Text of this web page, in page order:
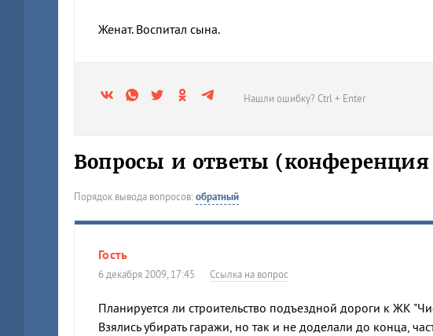
Женат. Воспитал сына.
Нашли ошибку? Ctrl + Enter
Вопросы и ответы (конференция
Порядок вывода вопросов:обратный
Гость
6 декабря 2009, 17:45 Ссылка на вопрос
Планируется ли строительство подъездной дороги к ЖК
Взялись убирать гаражи, но так и не доделали до конца,